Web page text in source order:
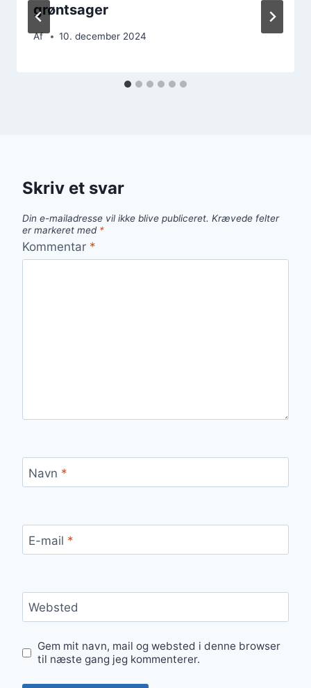
grøntsager
Af 10. december 2024
Skriv et svar
Din e-mailadresse vil ikke blive publiceret. Krævede felter
er markeret med *
Kommentar *
Navn *
E-mail *
Websted
Gem mit navn, mail og websted i denne browser
til næste gang jeg kommenterer.